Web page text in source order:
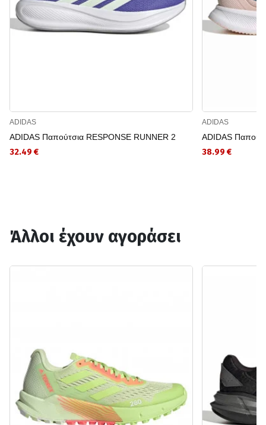
ADIDAS
ADIDAS Παπούτσια RESPONSE RUNNER 2
32.49 €
ADIDAS
ADIDAS
38.99 €
Άλλοι έχουν αγοράσει